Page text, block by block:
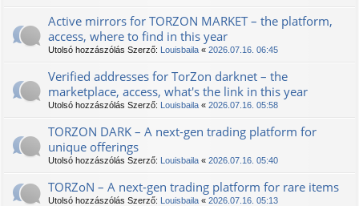
Active mirrors for TORZON MARKET – the platform,
access, where to find in this year
Utolsó hozzászólás Szerző: Louisbaila « 2026.07.16. 06:45
Verified addresses for TorZon darknet – the
marketplace, access, what's the link in this year
Utolsó hozzászólás Szerző: Louisbaila « 2026.07.16. 05:58
TORZON DARK – A next-gen trading platform for
unique offerings
Utolsó hozzászólás Szerző: Louisbaila « 2026.07.16. 05:40
TORZoN – A next-gen trading platform for rare items
Utolsó hozzászólás Szerző: Louisbaila « 2026.07.16. 05:13